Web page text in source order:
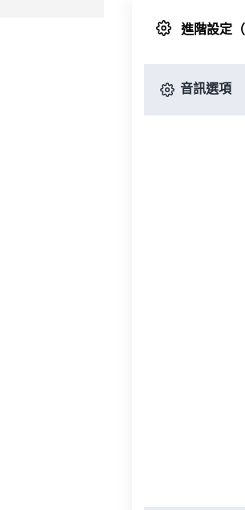
進階設定
音訊選項